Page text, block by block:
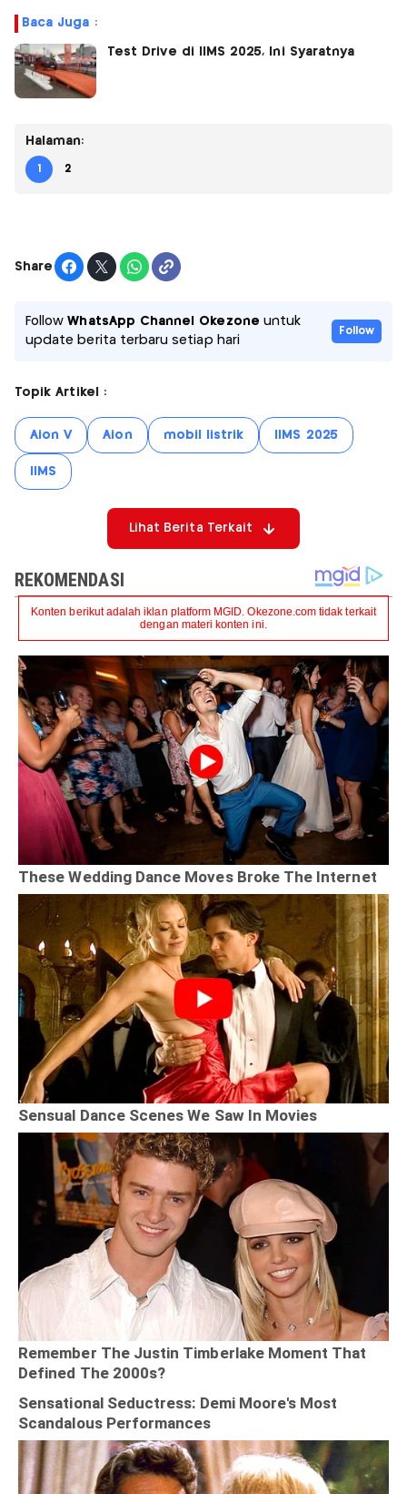
Baca Juga :
Test Drive di IIMS 2025, Ini Syaratnya
Halaman:
1 2
Share
FollowWhatsApp Channel Okezone untuk
update berita terbaru setiap hari
Follow
Topik Artikel :
Aion V Aion mobil listrik IIMS 2025
IIMS
Lihat Berita Terkait